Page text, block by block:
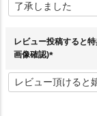
レビュー投稿すると
画像確認)
必
須